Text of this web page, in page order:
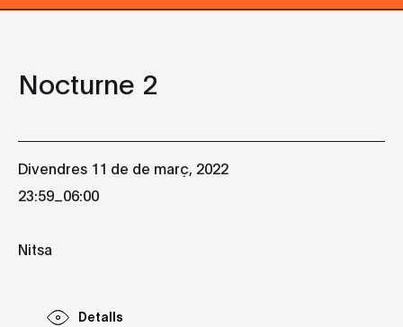
Nocturne 2
Divendres 11 de de març, 2022
23:59 06:00
Nitsa
Detalls